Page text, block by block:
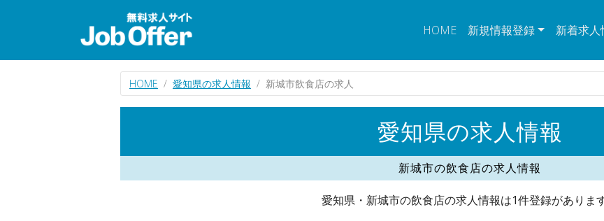
HOME 新規情報登録 新着求人
HOME 愛知県の求人情報 新城市飲食店の求人
愛知県の求人情報
新城市の飲食店の求人情報
愛知県・新城市の飲食店の求人情報は1件登録があります